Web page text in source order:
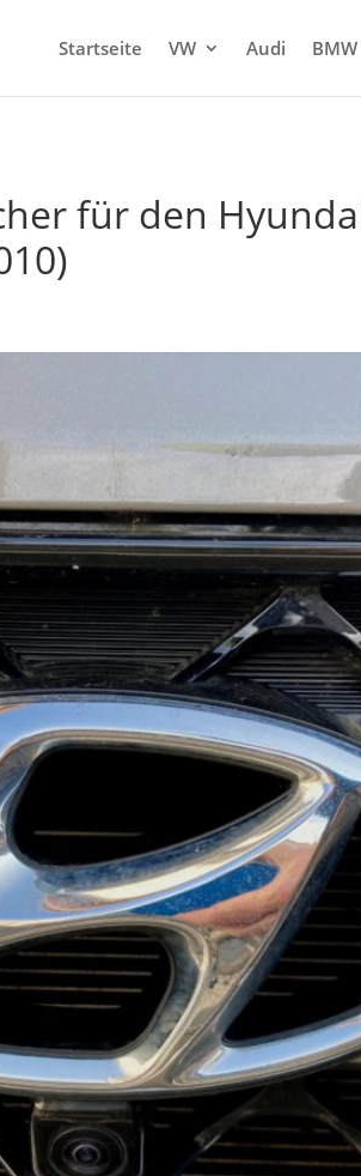
Startseite VW Audi BMW
für den